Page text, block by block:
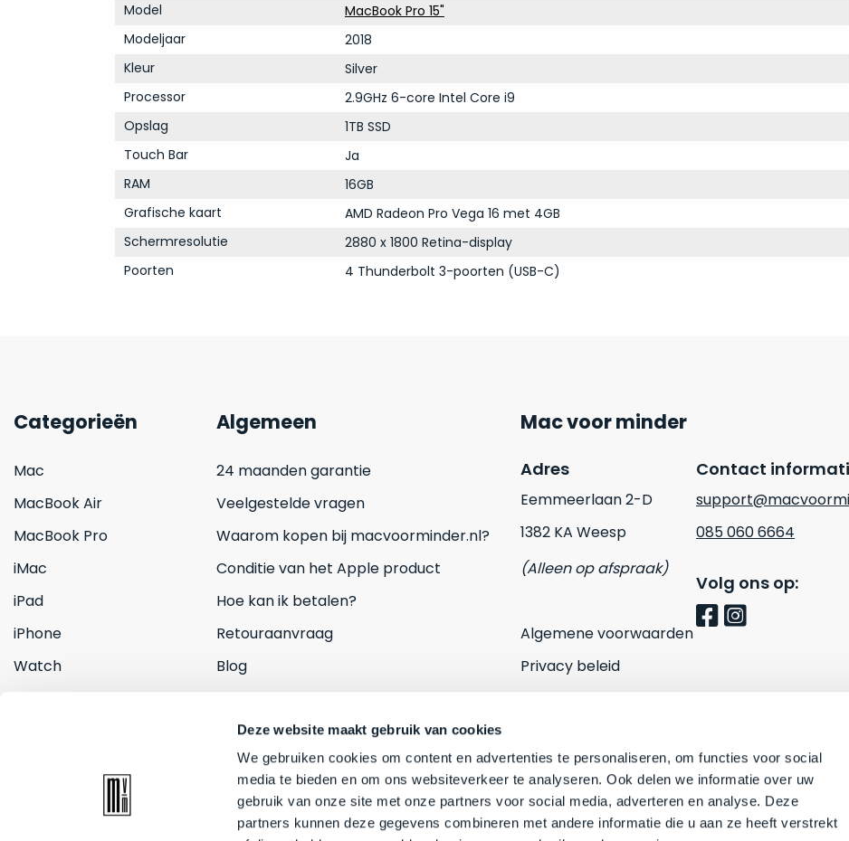
Deze website maakt gebruik van cookies
We gebruiken cookies om content en advertenties te personaliseren, om functies voor social
media te bieden en om ons websiteverkeer te analyseren. Ook delen we informatie over uw
gebruik van onze site met onze partners voor social media, adverteren en analyse. Deze
partners kunnen deze gegevens combineren met andere informatie die u aan ze heeft verstrekt
Model
MacBook Pro 15"
Modeljaar
2018
Kleur
Silver
Processor
2.9GHz 6-core Intel Core i9
Opslag
1TB SSD
Touch Bar
Ja
RAM
16GB
Grafische kaart
AMD Radeon Pro Vega 16 met 4GB
Schermresolutie
2880 x 1800 Retina-display
Poorten
4 Thunderbolt 3-poorten (USB-C)
Categorieën
Mac
MacBook Air
MacBook Pro
iMac
iPad
iPhone
Watch
Algemeen
24 maanden garantie
Veelgestelde vragen
Waarom kopen bij macvoorminder.nl?
Conditie van het Apple product
Hoe kan ik betalen?
Retouraanvraag
Blog
Mac voor minder
Adres
Eemmeerlaan 2-D
1382 KA Weesp
(Alleen op afspraak)
Algemene voorwaarden
Privacy beleid
Contact
085 060 6664
Volg ons op: